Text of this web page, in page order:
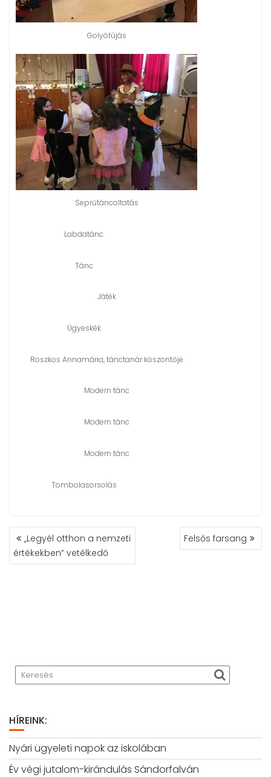
Golyófújás
Seprűtáncoltatás
Labdatánc
Tánc
Játék
Ügyeskék
Roszkos Annamária, tánctanár köszöntője
Modern tánc
Modern tánc
Modern tánc
Tombolasorsolás
BEJEGYZÉS
NAVIGÁCIÓ
„Legyél otthon a nemzeti
értékekben” vetélkedő
Felsős farsang
HÍREINK:
Nyári ügyeleti napok az iskolában
Év végi jutalom-kirándulás Sándorfalván